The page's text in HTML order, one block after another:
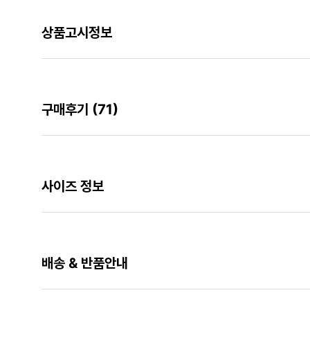
상품고시정보
구매후기 (71)
사이즈 정보
배송 & 반품안내